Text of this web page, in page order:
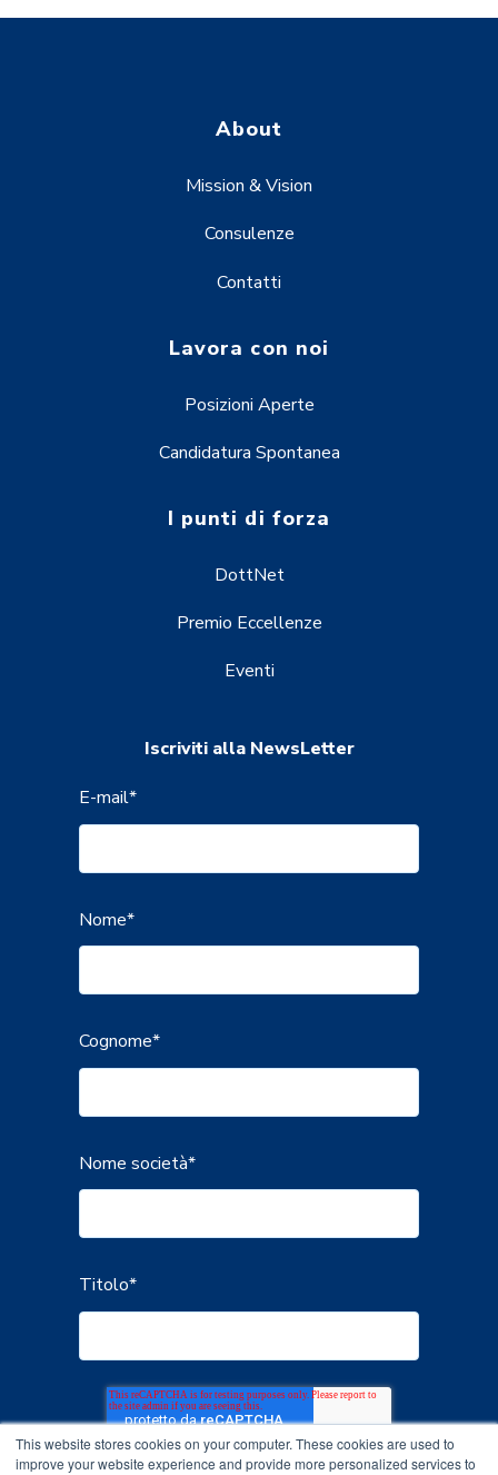
This website stores cookies on your computer. These cookies are used to
improve your website experience and provide more personalized services to
About
Mission & Vision
Consulenze
Contatti
Lavora con noi
Posizioni Aperte
Candidatura Spontanea
I punti di forza
DottNet
Premio Eccellenze
Eventi
Iscriviti alla NewsLetter
E-mail*
Nome*
Cognome*
Nome società*
Titolo*